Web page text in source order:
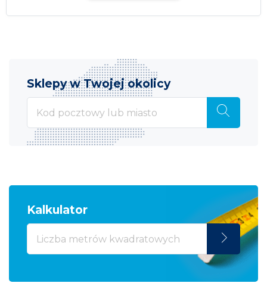
Sklepy w Twojej okolicy
Kalkulator